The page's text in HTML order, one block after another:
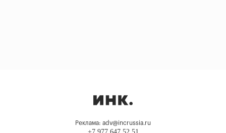
Реклама: adv@incrussia.ru